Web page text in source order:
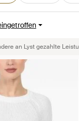
an Lyst gezahlte